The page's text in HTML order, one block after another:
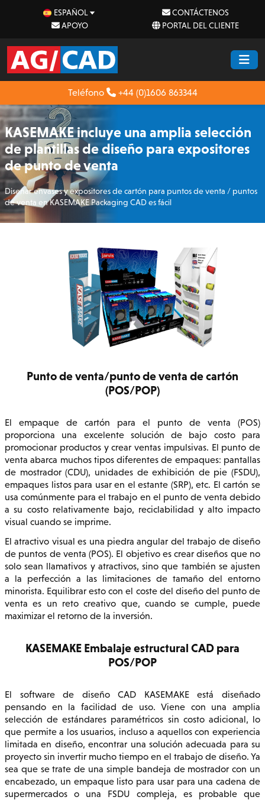
ESPAÑOL
CONTÁCTENOS
APOYO
PORTAL DEL CLIENTE
Teléfono +44 (0)1606 863344
KASEMAKE incluye una amplia selección
de plantillas de diseño para expositores
de punto de venta
Diseñar envases y expositores de cartón para puntos de venta / puntos
de venta en KASEMAKE Packaging CAD es fácil
Punto de venta/punto de venta de cartón
(POS/POP)
El empaque de cartón para el punto de venta (POS)
proporciona una excelente solución de bajo costo para
promocionar productos y crear ventas impulsivas. El punto de
venta abarca muchos tipos diferentes de empaques: pantallas
de mostrador (CDU), unidades de exhibición de pie (FSDU),
empaques listos para usar en el estante (SRP), etc. El cartón se
usa comúnmente para el trabajo en el punto de venta debido
a su costo relativamente bajo, reciclabilidad y alto impacto
visual cuando se imprime.
El atractivo visual es una piedra angular del trabajo de diseño
de puntos de venta (POS). El objetivo es crear diseños que no
solo sean llamativos y atractivos, sino que también se ajusten
a la perfección a las limitaciones de tamaño del entorno
minorista. Equilibrar esto con el coste del diseño del punto de
venta es un reto creativo que, cuando se cumple, puede
maximizar el retorno de la inversión.
KASEMAKE Embalaje estructural CAD para
POS/POP
El software de diseño CAD KASEMAKE está diseñado
pensando en la facilidad de uso. Viene con una amplia
selección de estándares paramétricos sin costo adicional, lo
que permite a los usuarios, incluso a aquellos con experiencia
limitada en diseño, encontrar una solución adecuada para su
proyecto sin invertir mucho tiempo en el trabajo de diseño. Ya
sea que se trate de una simple bandeja de mostrador con un
encabezado, un empaque listo para usar para una cadena de
supermercados o una FSDU compleja, es probable que